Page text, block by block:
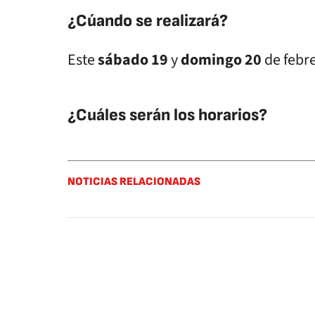
¿Cúando se realizará?
Estesábado 19ydomingo 20de
¿Cuáles serán los horarios?
NOTICIAS RELACIONADAS